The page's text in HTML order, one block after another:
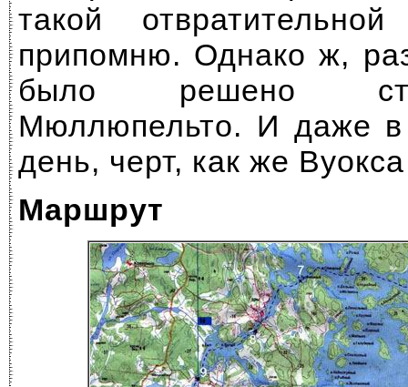
такой
припомню. Однако ж,
было решено
Мюллюпельто. И даже
день, черт, как же
Маршрут